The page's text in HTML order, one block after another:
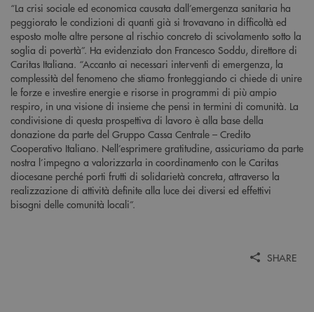
“La crisi sociale ed economica causata dall’emergenza sanitaria ha
peggiorato le condizioni di quanti già si trovavano in difficoltà ed
esposto molte altre persone al rischio concreto di scivolamento sotto la
soglia di povertà”. Ha evidenziato don Francesco Soddu, direttore di
Caritas Italiana. “Accanto ai necessari interventi di emergenza, la
complessità del fenomeno che stiamo fronteggiando ci chiede di unire
le forze e investire energie e risorse in programmi di più ampio
respiro, in una visione di insieme che pensi in termini di comunità. La
condivisione di questa prospettiva di lavoro è alla base della
donazione da parte del Gruppo Cassa Centrale – Credito
Cooperativo Italiano. Nell’esprimere gratitudine, assicuriamo da parte
nostra l’impegno a valorizzarla in coordinamento con le Caritas
diocesane perché porti frutti di solidarietà concreta, attraverso la
realizzazione di attività definite alla luce dei diversi ed effettivi
bisogni delle comunità locali”.
SHARE